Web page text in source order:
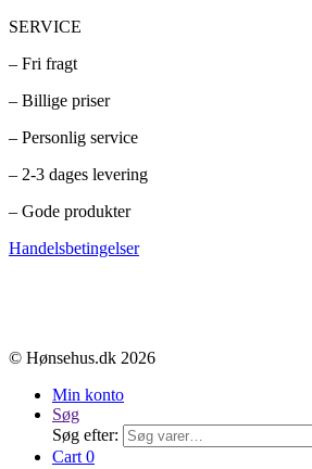
SERVICE
– Fri fragt
– Billige priser
– Personlig service
– 2-3 dages levering
– Gode produkter
Handelsbetingelser
© Hønsehus.dk 2026
Min konto
Søg
Søg efter:
Cart 0